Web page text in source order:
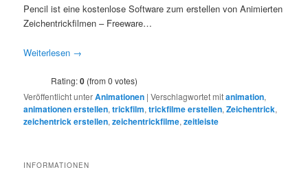
Pencil ist eine kostenlose Software zum erstellen von Animierten
Zeichentrickfilmen – Freeware…
Weiterlesen →
Rating:0 (from 0 votes)
Veröffentlicht unterAnimationen |Verschlagwortet mitanimation,
animationen erstellen,trickfilm,trickfilme erstellen,Zeichentrick,
zeichentrick erstellen,zeichentrickfilme,zeitleiste
INFORMATIONEN